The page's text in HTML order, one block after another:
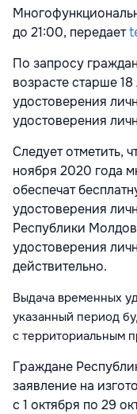
до 21:00, передает
По запросу
возрасте старше
удостоверения
удостоверения
Следует отметить,
ноября 2020 года
обеспечат
удостоверения
Республики
удостоверения
действительно.
Выдача временных
указанный период
с территориальным
Граждане
заявление на
с 1 октября по 29